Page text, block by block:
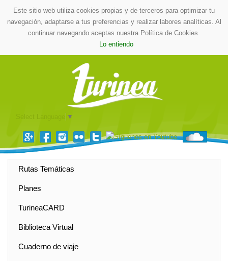
Este sitio web utiliza cookies propias y de terceros para optimizar tu
navegación, adaptarse a tus preferencias y realizar labores analíticas. Al
continuar navegando aceptas nuestra Política de Cookies.
Lo entiendo
▼
Rutas Temáticas
Planes
TurineaCARD
Biblioteca Virtual
Cuaderno de viaje